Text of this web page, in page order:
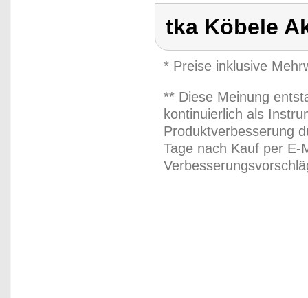
tka Köbele
* Preise inklusive
** Diese Meinung
kontinuierlich als
Produktverbesserung
Tage nach Kauf per E-